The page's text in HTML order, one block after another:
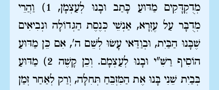
מְדֻקְדָּקִים מַדּוּעַ כָּתַב וּבָנוּ לְעַצְמָן, 1) וַהֲרֵי
מְדֻבָּר עַל עֶזְרָא, אַנְשֵׁי כְּנֶסֶת הַגְּדוֹלָה וּנְבִיאִים
שֶׁבָּנוּ הַבַּיִת, וּבְוַדַּאי עָשׂוּ לְשֵׁם ה', אִם כֵּן מַדּוּעַ
הוֹסִיף רַשִּׁ"י וּבָנוּ לְעַצְמָם. וְכֵן קָשֶׁה 2) מַדּוּעַ
בְּבַיִת שֵׁנִי בָּנוּ אֶת הַמִּזְבֵּחַ תְּחִלָּה, וְרַק לְאַחַר זְמַן